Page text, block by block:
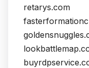
retarys.com